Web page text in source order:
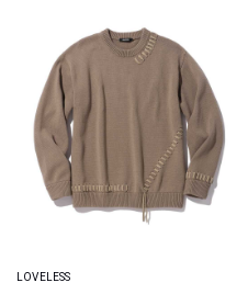
LOVELESS